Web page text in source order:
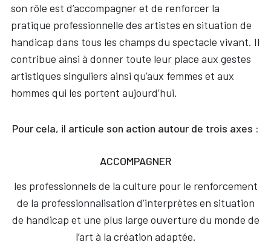
son rôle est d’accompagner et de renforcer la
pratique professionnelle des artistes en situation de
handicap dans tous les champs du spectacle vivant. Il
contribue ainsi à donner toute leur place aux gestes
artistiques singuliers ainsi qu’aux femmes et aux
hommes qui les portent aujourd’hui.
Pour cela, il articule son action autour de trois axes :
ACCOMPAGNER
les professionnels de la culture pour le renforcement
de la professionnalisation d’interprètes en situation
de handicap et une plus large ouverture du monde de
l’art à la création adaptée.